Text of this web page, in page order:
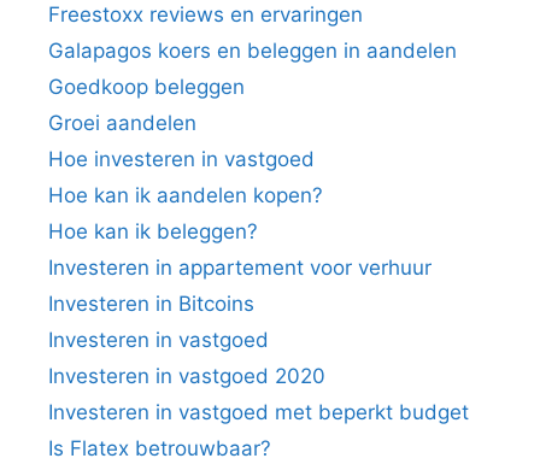
Freestoxx reviews en ervaringen
Galapagos koers en beleggen in aandelen
Goedkoop beleggen
Groei aandelen
Hoe investeren in vastgoed
Hoe kan ik aandelen kopen?
Hoe kan ik beleggen?
Investeren in appartement voor verhuur
Investeren in Bitcoins
Investeren in vastgoed
Investeren in vastgoed 2020
Investeren in vastgoed met beperkt budget
Is Flatex betrouwbaar?